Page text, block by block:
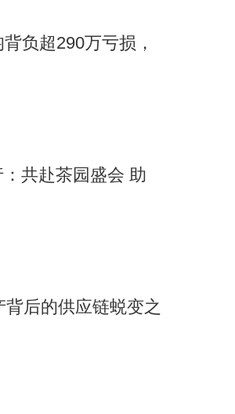
负超290万亏损，
：共赴茶园盛会 助
后的供应链蜕变之